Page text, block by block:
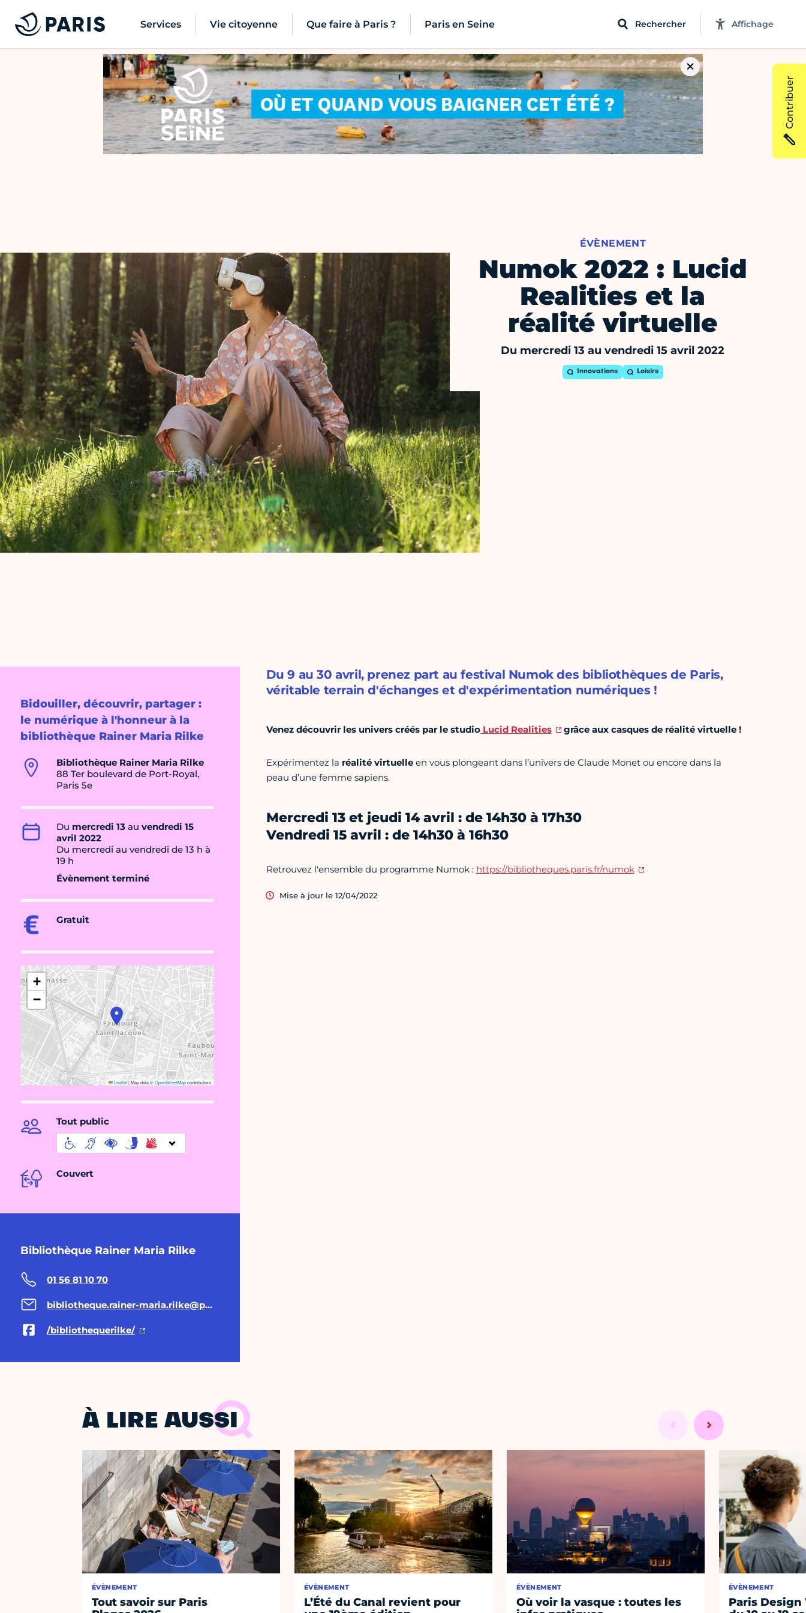
Services Vie citoyenne Que faire à Paris ? Paris en Seine Rechercher Affichage
ÉVÈNEMENT
Numok 2022 : Lucid
Realities et la
réalité virtuelle
Du mercredi 13 au vendredi 15 avril 2022
Innovations Loisirs
Bidouiller, découvrir, partager :
le numérique à l'honneur à la
bibliothèque Rainer Maria Rilke
Bibliothèque Rainer Maria Rilke
88 Ter boulevard de Port-Royal,
Paris 5e
Du mercredi 13 au vendredi 15
avril 2022
Du mercredi au vendredi de 13 h à
19 h
Évènement terminé
Gratuit
+
−
Leaflet|Map data ©OpenStreetMapcontributors
Tout public
Couvert
Bibliothèque Rainer Maria Rilke
01 56 81 10 70
bibliotheque.rainer-maria.rilke@paris.fr
/bibliothequerilke/
Du 9 au 30 avril, prenez part au festival Numok des bibliothèques de Paris,
véritable terrain d'échanges et d'expérimentation numériques !
Venez découvrir les univers créés par le studioLucid Realities grâce aux casques de réalité virtuelle !
Expérimentez la réalité virtuelleen vous plongeant dans l’univers de Claude Monet ou encore dans la
peau d’une femme sapiens.
Mercredi 13 et jeudi 14 avril : de 14h30 à 17h30
Vendredi 15 avril : de 14h30 à 16h30
Retrouvez l'ensemble du programme Numok : https://bibliotheques.paris.fr/numok
Mise à jour le 12/04/2022
À LIRE AUSSI
ÉVÈNEMENT
Tout savoir sur Paris
ÉVÈNEMENT
L’Été du Canal revient pour
ÉVÈNEMENT
Où voir la vasque : toutes les
ÉVÈNEMENT
Paris
Contribuer